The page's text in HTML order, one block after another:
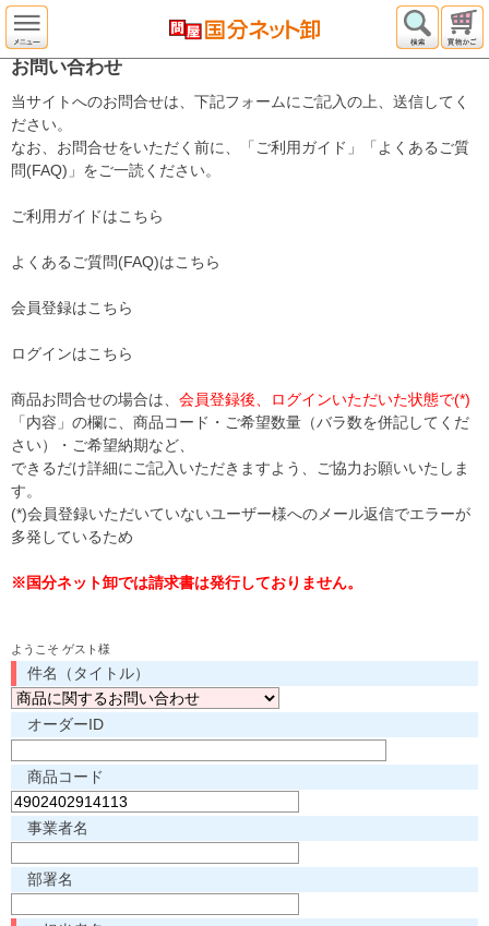
お問い合わせ
当サイトへのお問合せは、下記フォームにご記入の上、送信してく
ださい。
なお、お問合せをいただく前に、「ご利用ガイド」「よくあるご質
問(FAQ)」をご一読ください。
ご利用ガイドはこちら
よくあるご質問(FAQ)はこちら
会員登録はこちら
ログインはこちら
商品お問合せの場合は、 会員登録後、ログインいただいた状態で(*)
「内容」の欄に、商品コード・ご希望数量（バラ数を併記してくだ
さい）・ご希望納期など、
できるだけ詳細にご記入いただきますよう、ご協力お願いいたしま
す。
(*)会員登録いただいていないユーザー様へのメール返信でエラーが
多発しているため
※国分ネット卸では請求書は発行しておりません。
ようこそ ゲスト様
件名（タイトル）
オーダーID
商品コード
事業者名
部署名